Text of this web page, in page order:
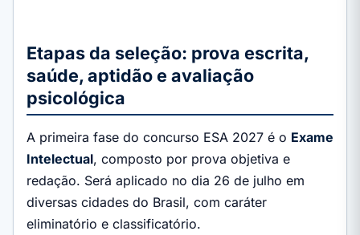
Etapas da seleção: prova escrita,
saúde, aptidão e avaliação
psicológica
A primeira fase do concurso ESA 2027 é o Exame
Intelectual, composto por prova objetiva e
redação. Será aplicado no dia 26 de julho em
diversas cidades do Brasil, com caráter
eliminatório e classificatório.